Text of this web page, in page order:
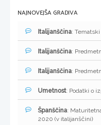
NAJNOVEJŠA GRADIVA
Italijanščina:
Italijanščina:
Italijanščina:
Umetnost: Podatki o
Španščina:
2020 (v italijanščini)